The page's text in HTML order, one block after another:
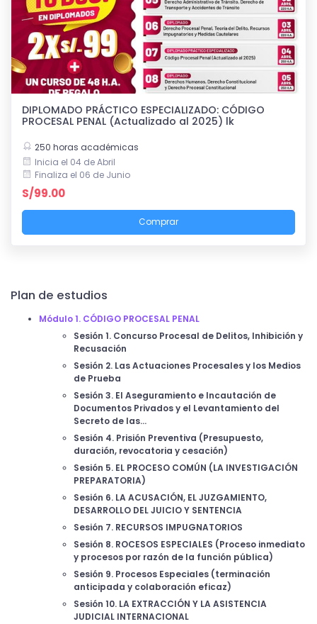
DIPLOMADO PRÁCTICO ESPECIALIZADO: CÓDIGO
PROCESAL PENAL (Actualizado al 2025) lk
250 horas académicas
Inicia el 04 de Abril
Finaliza el 06 de Junio
S/99.00
Comprar
Plan de estudios
Módulo 1. CÓDIGO PROCESAL PENAL
Sesión 1. Concurso Procesal de Delitos, Inhibición y
Recusación
Sesión 2. Las Actuaciones Procesales y los Medios
de Prueba
Sesión 3. El Aseguramiento e Incautación de
Documentos Privados y el Levantamiento del
Secreto de las...
Sesión 4. Prisión Preventiva (Presupuesto,
duración, revocatoria y cesación)
Sesión 5. EL PROCESO COMÚN (LA INVESTIGACIÓN
PREPARATORIA)
Sesión 6. LA ACUSACIÓN, EL JUZGAMIENTO,
DESARROLLO DEL JUICIO Y SENTENCIA
Sesión 7. RECURSOS IMPUGNATORIOS
Sesión 8. ROCESOS ESPECIALES (Proceso inmediato
y procesos por razón de la función pública)
Sesión 9. Procesos Especiales (terminación
anticipada y colaboración eficaz)
Sesión 10. LA EXTRACCIÓN Y LA ASISTENCIA
JUDICIAL INTERNACIONAL